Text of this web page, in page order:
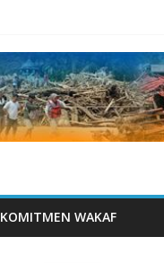
KOMITMEN WAKAF